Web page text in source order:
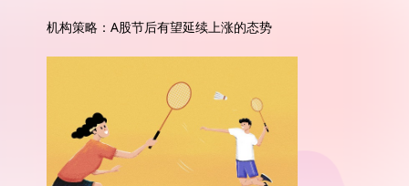
机构策略：A股节后有望延续上涨的态势